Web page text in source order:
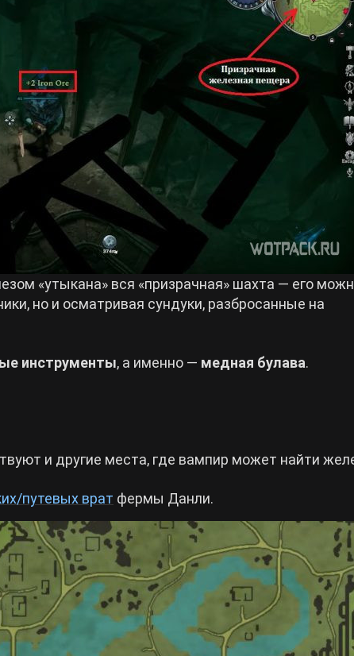
«утыкана» вся «призрачная» шахта — его
но и осматривая сундуки, разбросанные на
инструменты, а именно — медная булава.
и другие места, где вампир может найти
путевых врат фермы Данли.